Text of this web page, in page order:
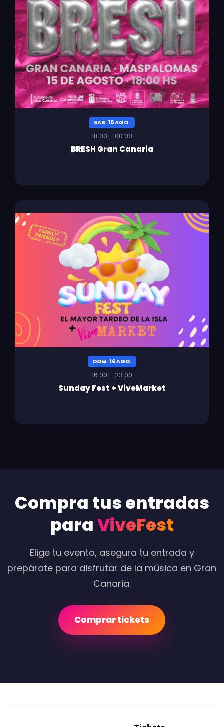
SAB. 15 AGO.
18:00 – 00:00
BRESH Gran Canaria
DOM. 16 AGO.
16:00 – 23:00
Sunday Fest + ViveMarket
Compra tus entradas
paraViveFest
Elige tu evento, asegura tu entrada y
prepárate para disfrutar de la música en Gran
Canaria.
Comprar tickets